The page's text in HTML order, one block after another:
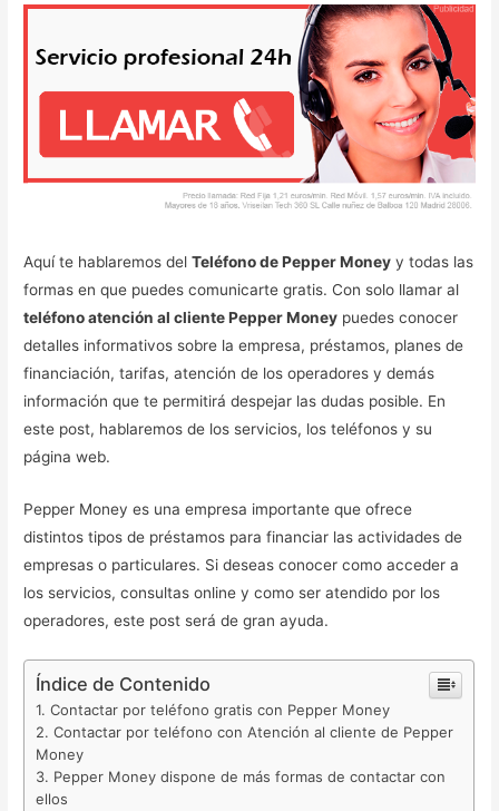
Aquí te hablaremos delTeléfono de Pepper Money y todas las
formas en que puedes comunicarte gratis. Con solo llamar al
teléfono atención al cliente Pepper Money puedes conocer
detalles informativos sobre la empresa, préstamos, planes de
financiación, tarifas, atención de los operadores y demás
información que te permitirá despejar las dudas posible. En
este post, hablaremos de los servicios, los teléfonos y su
página web.
Pepper Money es una empresa importante que ofrece
distintos tipos de préstamos para financiar las actividades de
empresas o particulares. Si deseas conocer como acceder a
los servicios, consultas online y como ser atendido por los
operadores, este post será de gran ayuda.
Índice de Contenido
Contactar por teléfono gratis con Pepper Money
Contactar por teléfono con Atención al cliente de Pepper
Money
Pepper Money dispone de más formas de contactar con
ellos